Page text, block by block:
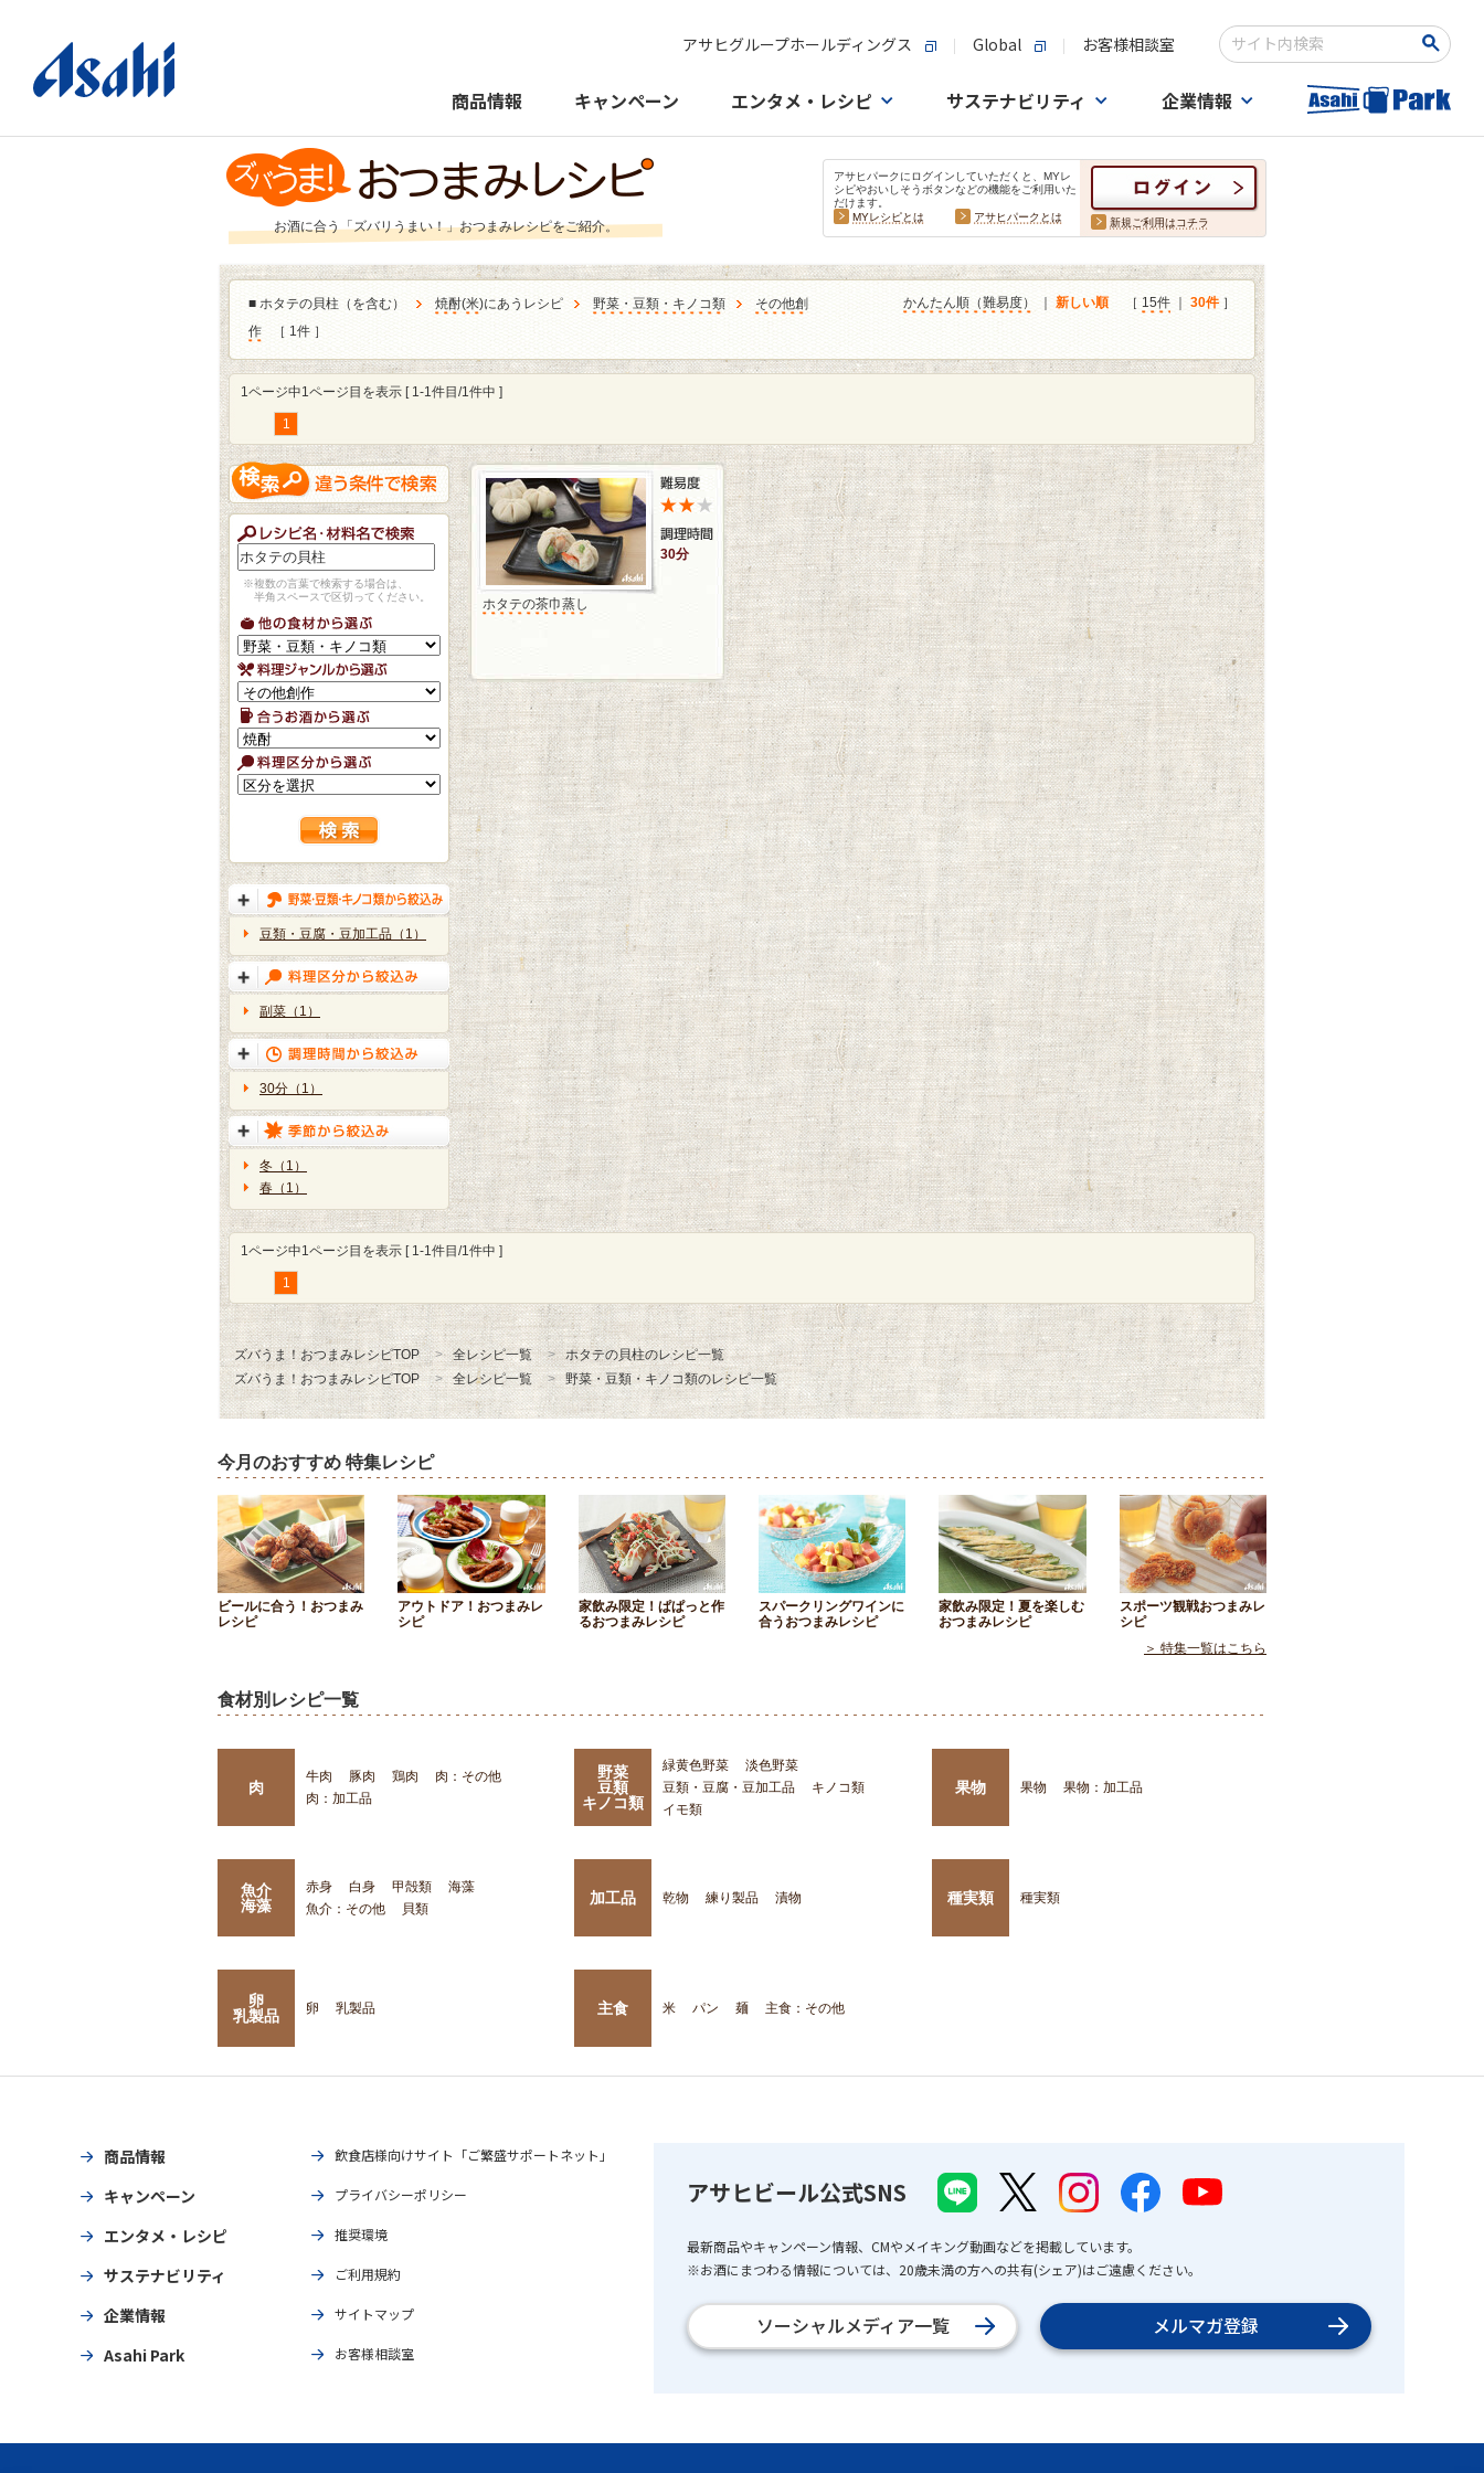
アサヒグループホールディングス Global お客様相談室
検索キーワード入力
商品情報 キャンペーン エンタメ・レシピ サステナビリティ 企業情報
お酒に合う「ズバリうまい！」おつまみレシピをご紹介。
アサヒパークにログインしていただくと、MYレ
シピやおいしそうボタンなどの機能をご利用いた
だけます。
MYレシピとは
アサヒパークとは 新規ご利用はコチラ
■ ホタテの貝柱（を含む） 焼酎(米)にあうレシピ 野菜・豆類・キノコ類
その他創
作
［ 1件 ］
かんたん順（難易度） 新しい順 ［ 15件 30件 ］
1ページ中1ページ目を表示 [ 1-1件目/1件中 ]
1
※複数の言葉で検索する場合は、
半角スペースで区切ってください。
豆類・豆腐・豆加工品（1）
副菜（1）
30分（1）
冬（1）
春（1）
30分
ホタテの茶巾蒸し
1ページ中1ページ目を表示 [ 1-1件目/1件中 ]
1
ズバうま！おつまみレシピTOP 全レシピ一覧
ホタテの貝柱のレシピ一覧
ズバうま！おつまみレシピTOP
全レシピ一覧 野菜・豆類・キノコ類のレシピ一覧
今月のおすすめ 特集レシピ
ビールに合う！おつまみ
レシピ
アウトドア！おつまみレ
シピ
家飲み限定！ぱぱっと作
るおつまみレシピ
スパークリングワインに
合うおつまみレシピ
家飲み限定！夏を楽しむ
おつまみレシピ
スポーツ観戦おつまみレ
シピ
＞ 特集一覧はこちら
食材別レシピ一覧
肉
牛肉 豚肉 鶏肉
肉：その他
肉：加工品
野菜
豆類
キノコ類
緑黄色野菜
淡色野菜
豆類・豆腐・豆加工品
キノコ類
イモ類
果物 果物 果物：加工品
魚介
海藻
赤身 白身 甲殻類
海藻
魚介：その他
貝類
加工品 乾物 練り製品 漬物 種実類 種実類
卵
乳製品
卵 乳製品 主食 米 パン 麺 主食：その他
商品情報
キャンペーン
エンタメ・レシピ
サステナビリティ
企業情報
Asahi Park
飲食店様向けサイト「ご繁盛サポートネット」
プライバシーポリシー
推奨環境
ご利用規約
サイトマップ
お客様相談室
アサヒビール公式SNS
最新商品やキャンペーン情報、CMやメイキング動画などを掲載しています。
※お酒にまつわる情報については、20歳未満の方への共有(シェア)はご遠慮ください。
ソーシャルメディア一覧 メルマガ登録